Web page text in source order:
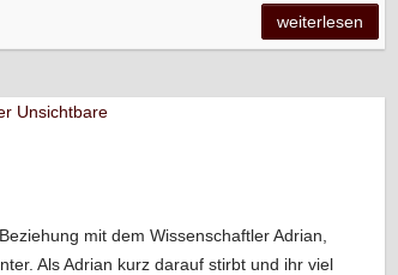
weiterlesen
mit dem Wissenschaftler Adrian,
Als Adrian kurz darauf stirbt und ihr viel